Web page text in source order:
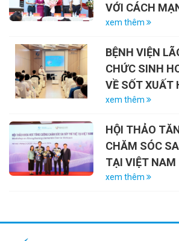
VỚI CÁCH
NIỆM 79 NĂM
27/7/2026)
xem thêm
BỆNH VIỆN
CHỨC SINH
VỀ SỐT XUẤT
VÀ VAI TRÒ
xem thêm
HỘI THẢO
CHĂM SÓC
TẠI VIỆT NAM
xem thêm